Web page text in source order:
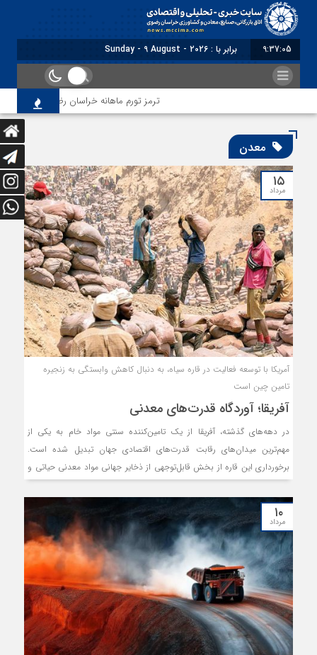
9:37:07 برابر با : Sunday - 9 August - 2026
ترمز تورم ماهانه خراسان رضوی کشیده شد؛ فشار معیشتی
معدن
۱۵
مرداد
آمریکا با توسعه فعالیت در قاره سیاه، به دنبال کاهش وابستگی به زنجیره
تامین چین است
آفریقا؛ آوردگاه قدرت‌های معدنی
در دهه‌های گذشته، آفریقا از یک تامین‌کننده سنتی مواد خام به یکی از
مهم‌ترین میدان‌های رقابت قدرت‌های اقتصادی جهان تبدیل شده است.
برخورداری این قاره از بخش قابل‌توجهی از ذخایر جهانی مواد معدنی حیاتی و
برقی و فناوری‌های نوین به شکل چشم‌گیری ارتقا داده است. در این میان،
چین با سرمایه‌گذاری گسترده در استخراج، توسعه زیرساخت‌ها و ایجاد
ظرفیت‌های فرآوری طی حدود سه‌دهه گذشته، نفوذ قابل‌توجهی در بخش
معدن آفریقا به‌دست آورده و بخش مهمی از زنجیره جهانی تامین این مواد را
در اختیار گرفته است. اکنون ایالات متحده در تلاش است تا با کاهش
وابستگی خود به چین، جایگاه پررنگ‌تری در این رقابت به‌دست آورد.
۱۰
مرداد